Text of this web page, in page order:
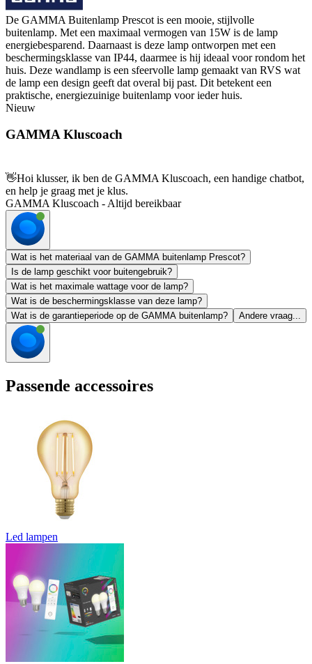
De GAMMA Buitenlamp Prescot is een mooie, stijlvolle
buitenlamp. Met een maximaal vermogen van 15W is de lamp
energiebesparend. Daarnaast is deze lamp ontworpen met een
beschermingsklasse van IP44, daarmee is hij ideaal voor rondom het
huis. Deze wandlamp is een sfeervolle lamp gemaakt van RVS wat
de lamp een design geeft dat overal bij past. Dit betekent een
praktische, energiezuinige buitenlamp voor ieder huis.
Nieuw
GAMMA Kluscoach
👋Hoi klusser, ik ben de GAMMA Kluscoach, een handige chatbot,
en help je graag met je klus.
GAMMA Kluscoach - Altijd bereikbaar
Wat is het materiaal van de GAMMA buitenlamp Prescot?
Is de lamp geschikt voor buitengebruik?
Wat is het maximale wattage voor de lamp?
Wat is de beschermingsklasse van deze lamp?
Wat is de garantieperiode op de GAMMA buitenlamp?
Andere vraag...
Passende accessoires
Led lampen